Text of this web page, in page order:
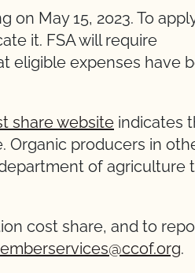
on May 15, 2023. To
it. FSA will require
eligible expenses have
share website indicates
Organic producers in
of agriculture
cost share, and to
.